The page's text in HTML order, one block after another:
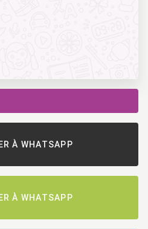
À WHATSAPP
À WHATSAPP